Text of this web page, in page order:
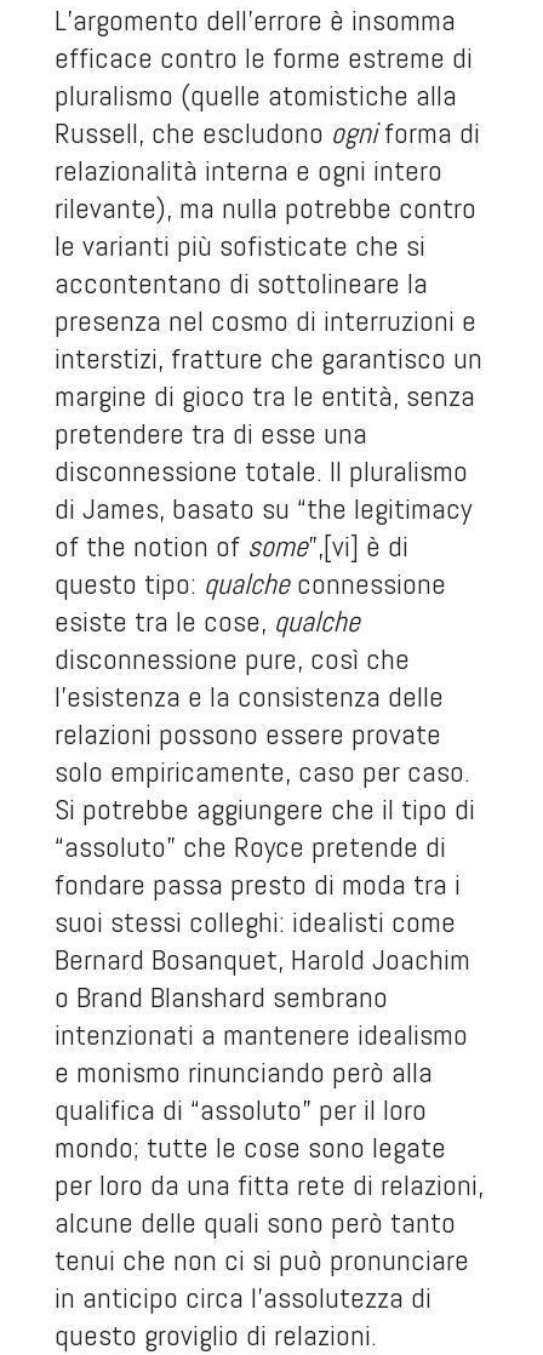
L’argomento dell’errore è insomma
efficace contro le forme estreme di
pluralismo (quelle atomistiche alla
Russell, che escludono ogniforma di
relazionalità interna e ogni intero
rilevante), ma nulla potrebbe contro
le varianti più sofisticate che si
accontentano di sottolineare la
presenza nel cosmo di interruzioni e
interstizi, fratture che garantisco un
margine di gioco tra le entità, senza
pretendere tra di esse una
disconnessione totale. Il pluralismo
di James, basato su “the legitimacy
of the notion of some”,[vi] è di
questo tipo: qualcheconnessione
esiste tra le cose, qualche
disconnessione pure, così che
l’esistenza e la consistenza delle
relazioni possono essere provate
solo empiricamente, caso per caso.
Si potrebbe aggiungere che il tipo di
“assoluto” che Royce pretende di
fondare passa presto di moda tra i
suoi stessi colleghi: idealisti come
Bernard Bosanquet, Harold Joachim
o Brand Blanshard sembrano
intenzionati a mantenere idealismo
e monismo rinunciando però alla
qualifica di “assoluto” per il loro
mondo; tutte le cose sono legate
per loro da una fitta rete di relazioni,
alcune delle quali sono però tanto
tenui che non ci si può pronunciare
in anticipo circa l’assolutezza di
questo groviglio di relazioni.